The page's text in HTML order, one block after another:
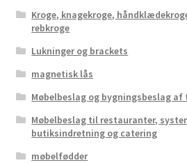
Kroge, knagekroge,
rebkroge
Lukninger og brackets
magnetisk lås
Møbelbeslag og bygningsbeslag
Møbelbeslag til restauranter,
butiksindretning og catering
møbelfødder